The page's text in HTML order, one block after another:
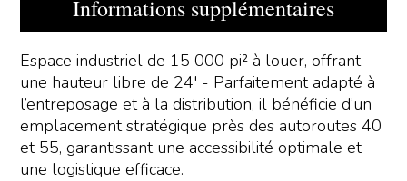
Informations supplémentaires
Espace industriel de 15 000 pi² à louer, offrant
une hauteur libre de 24' - Parfaitement adapté à
l’entreposage et à la distribution, il bénéficie d’un
emplacement stratégique près des autoroutes 40
et 55, garantissant une accessibilité optimale et
une logistique efficace.